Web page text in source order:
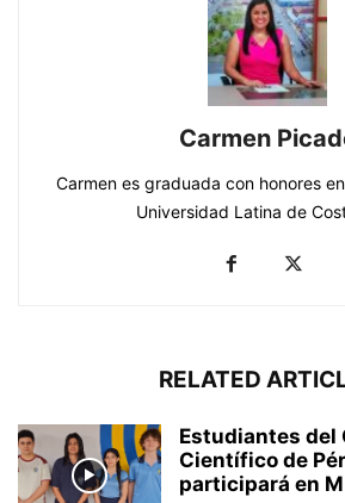
Carmen
Carmen es graduada con honores
Universidad Latina de
RELATED
Estudiantes del
Científico de
participará en